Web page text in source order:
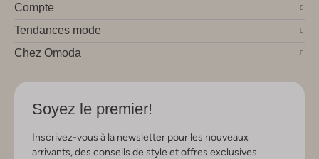
Compte
Tendances mode
Chez Omoda
Soyez le premier!
Inscrivez-vous à la newsletter pour les nouveaux
arrivants, des conseils de style et offres exclusives